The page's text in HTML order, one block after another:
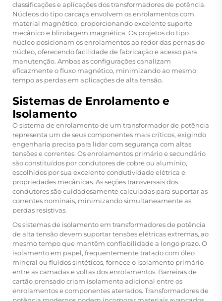
classificações e aplicações dos transformadores de potência.
Núcleos do tipo carcaça envolvem os enrolamentos com
material magnético, proporcionando excelente suporte
mecânico e blindagem magnética. Os projetos do tipo
núcleo posicionam os enrolamentos ao redor das pernas do
núcleo, oferecendo facilidade de fabricação e acesso para
manutenção. Ambas as configurações canalizam
eficazmente o fluxo magnético, minimizando ao mesmo
tempo as perdas em aplicações de alta tensão.
Sistemas de Enrolamento e
Isolamento
O sistema de enrolamento de um transformador de potência
representa um de seus componentes mais críticos, exigindo
engenharia precisa para lidar com segurança com altas
tensões e correntes. Os enrolamentos primário e secundário
são constituídos por condutores de cobre ou alumínio,
escolhidos por sua excelente condutividade elétrica e
propriedades mecânicas. As seções transversais dos
condutores são cuidadosamente calculadas para suportar as
correntes nominais, minimizando simultaneamente as
perdas resistivas.
Os sistemas de isolamento em transformadores de potência
de alta tensão devem suportar tensões elétricas extremas, ao
mesmo tempo que mantêm confiabilidade a longo prazo. O
isolamento em papel, frequentemente tratado com óleo
mineral ou fluidos sintéticos, fornece o isolamento primário
entre as camadas e voltas dos enrolamentos. Barreiras de
cartão prensado criam isolamento adicional entre os
enrolamentos e componentes aterrados. Transformadores de